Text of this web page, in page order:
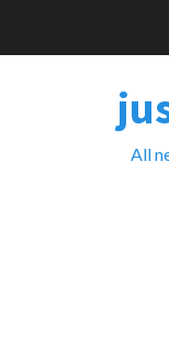
All